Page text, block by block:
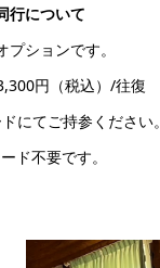
行について
ションです。
円（税込）/往復
にてご持参ください。
ド不要です。